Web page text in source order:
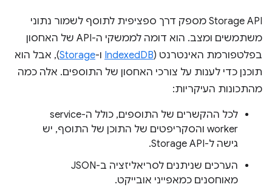
‫Storage API מספק דרך ספציפית לתוסף לשמור נתוני
משתמשים ומצב. הוא דומה לממשקי ה-API של האחסון
בפלטפורמת האינטרנט (IndexedDB ו-Storage), אבל הוא
תוכנן כדי לענות על צורכי האחסון של התוספים. אלה כמה
מהתכונות העיקריות:
לכל ההקשרים של התוספים, כולל ה-service
worker והסקריפטים של התוכן של התוסף, יש
גישה ל-Storage API.
הערכים שניתנים לסריאליזציה ב-JSON
מאוחסנים כמאפייני אובייקט.